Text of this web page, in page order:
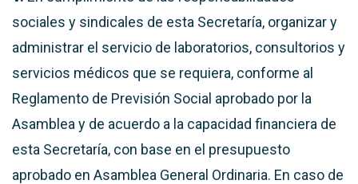
sociales y sindicales de esta Secretaría, organizar y
administrar el servicio de laboratorios, consultorios y
servicios médicos que se requiera, conforme al
Reglamento de Previsión Social aprobado por la
Asamblea y de acuerdo a la capacidad financiera de
esta Secretaría, con base en el presupuesto
aprobado en Asamblea General Ordinaria. En caso de